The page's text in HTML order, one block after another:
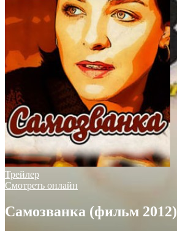
Трейлер
Смотреть онлайн
Самозванка (фильм 2012)